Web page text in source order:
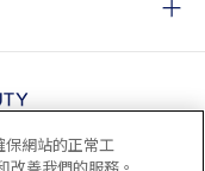
政策
網站的正常工